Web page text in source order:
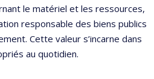
le matériel et les ressources,
responsable des biens publics
Cette valeur s’incarne dans
au quotidien.